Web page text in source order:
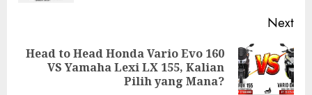
Next
Next
Head to Head Honda Vario Evo 160
VS Yamaha Lexi LX 155, Kalian
Pilih yang Mana?